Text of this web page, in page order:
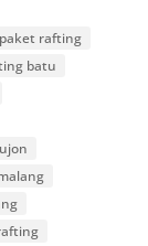
paket rafting
batu